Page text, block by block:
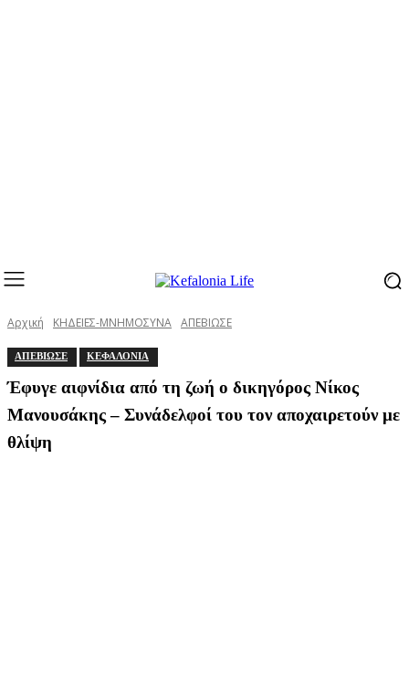
Αρχική ΚΗΔΕΙΕΣ-ΜΝΗΜΟΣΥΝΑ ΑΠΕΒΙΩΣΕ
ΑΠΕΒΙΩΣΕ ΚΕΦΑΛΟΝΙΑ
Έφυγε αιφνίδια από τη ζωή ο δικηγόρος Νίκος
Μανουσάκης – Συνάδελφοί του τον αποχαιρετούν με
θλίψη